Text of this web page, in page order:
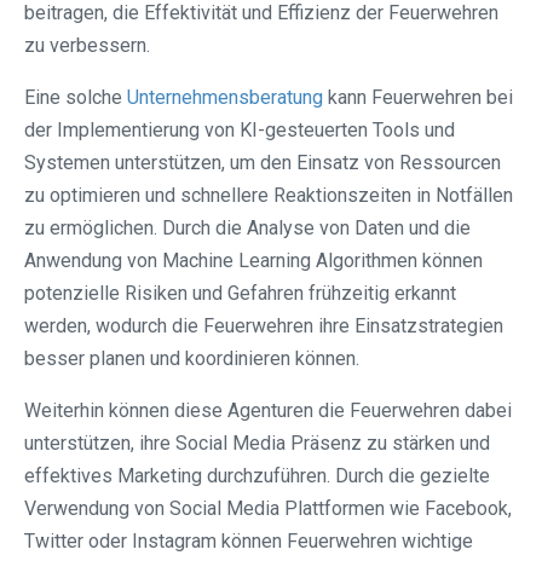
beitragen, die Effektivität und Effizienz der Feuerwehren
zu verbessern.
Eine solche Unternehmensberatung kann Feuerwehren bei
der Implementierung von KI-gesteuerten Tools und
Systemen unterstützen, um den Einsatz von Ressourcen
zu optimieren und schnellere Reaktionszeiten in Notfällen
zu ermöglichen. Durch die Analyse von Daten und die
Anwendung von Machine Learning Algorithmen können
potenzielle Risiken und Gefahren frühzeitig erkannt
werden, wodurch die Feuerwehren ihre Einsatzstrategien
besser planen und koordinieren können.
Weiterhin können diese Agenturen die Feuerwehren dabei
unterstützen, ihre Social Media Präsenz zu stärken und
effektives Marketing durchzuführen. Durch die gezielte
Verwendung von Social Media Plattformen wie Facebook,
Twitter oder Instagram können Feuerwehren wichtige